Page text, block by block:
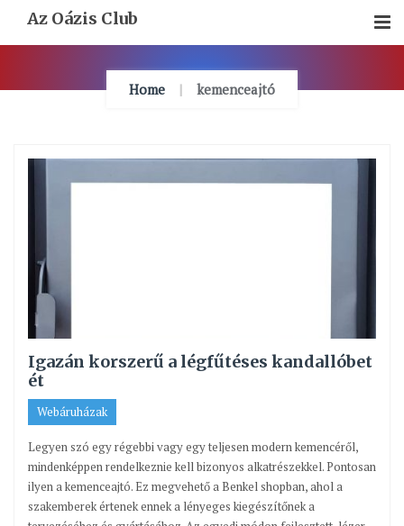
Content
Az Oázis Club
Home kemenceajtó
Igazán korszerű a légfűtéses kandallóbet
ét
Webáruházak
Legyen szó egy régebbi vagy egy teljesen modern kemencéről,
mindenképpen rendelkeznie kell bizonyos alkatrészekkel. Pontosan
ilyen a kemenceajtó. Ez megvehető a Benkel shopban, ahol a
szakemberek értenek ennek a lényeges kiegészítőnek a